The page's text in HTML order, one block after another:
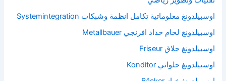
اوسبيلدونغ معلوماتية تكامل انظمة وشبكات Systemintegration
اوسبيلدونغ لحام حداد افرنجي Metallbauer
اوسبيلدونغ حلاق Friseur
اوسبيلدونغ حلواني Konditor